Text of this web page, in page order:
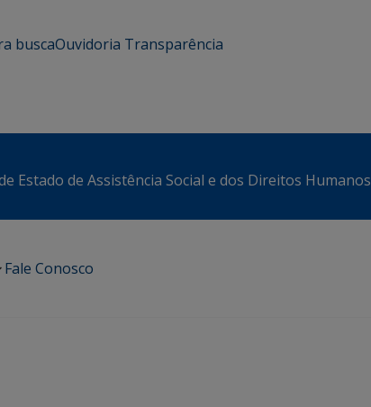
buscaOuvidoria Transparência
Estado de Assistência Social e dos Direitos Humanos
Fale Conosco